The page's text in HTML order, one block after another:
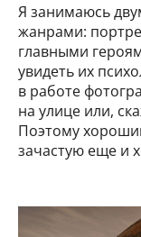
Я занимаюсь
жанрами:
главными
увидеть их
в работе
на улице или,
Поэтому
зачастую еще и